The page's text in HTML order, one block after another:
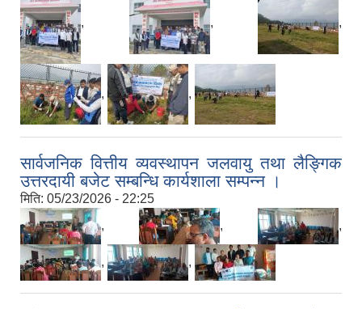
, , ,
, ,
सार्वजनिक वित्तीय व्यवस्थापन जलवायु तथा लैङ्गिक
उत्तरदायी बजेट सम्बन्धि कार्यशाला सम्पन्न ।
मिति: 05/23/2026 - 22:25
,
, ,
, ,